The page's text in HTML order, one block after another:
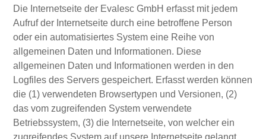
Die Internetseite der Evalesc GmbH erfasst mit jedem
Aufruf der Internetseite durch eine betroffene Person
oder ein automatisiertes System eine Reihe von
allgemeinen Daten und Informationen. Diese
allgemeinen Daten und Informationen werden in den
Logfiles des Servers gespeichert. Erfasst werden können
die (1) verwendeten Browsertypen und Versionen, (2)
das vom zugreifenden System verwendete
Betriebssystem, (3) die Internetseite, von welcher ein
zugreifendes System auf unsere Internetseite gelangt